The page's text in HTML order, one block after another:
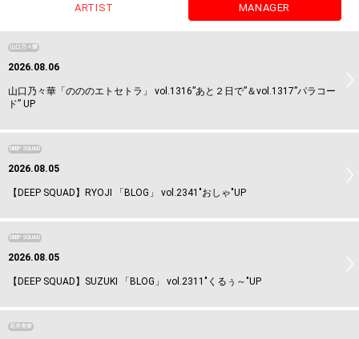
ARTIST MANAGER
山口乃々華
2026.08.06
山口乃々華「のののエトセトラ」 vol.1316”あと２日で”＆vol.1317”パラコー
ド” UP
DEEP SQUAD
2026.08.05
【DEEP SQUAD】RYOJI 「BLOG」 vol.2341"おしゃ"UP
DEEP SQUAD
2026.08.05
【DEEP SQUAD】SUZUKI 「BLOG」 vol.2311"くるぅ～"UP
石井杏奈